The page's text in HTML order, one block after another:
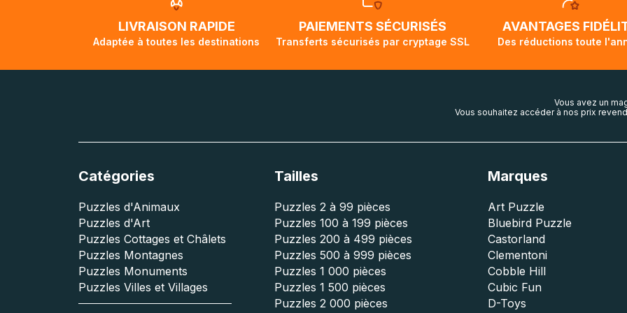
LIVRAISON RAPIDE
Adaptée à toutes les destinations
PAIEMENTS SÉCURISÉS
Transferts sécurisés par cryptage SSL
AVANTAGES
Des réductions toute
Vous avez un
Vous souhaitez accéder à nos prix
Catégories
Puzzles d'Animaux
Puzzles d'Art
Puzzles Cottages et Châlets
Puzzles Montagnes
Puzzles Monuments
Puzzles Villes et Villages
Tailles
Puzzles 2 à 99 pièces
Puzzles 100 à 199 pièces
Puzzles 200 à 499 pièces
Puzzles 500 à 999 pièces
Puzzles 1 000 pièces
Puzzles 1 500 pièces
Puzzles 2 000 pièces
Marques
Art Puzzle
Bluebird Puzzle
Castorland
Clementoni
Cobble Hill
Cubic Fun
D-Toys